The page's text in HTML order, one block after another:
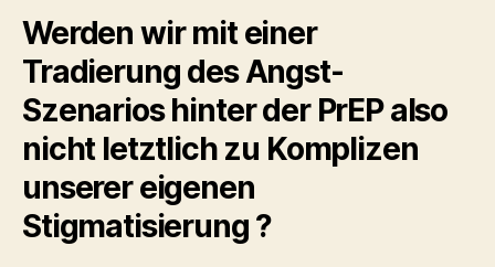
Werden wir mit einer
Tradierung des Angst-
Szenarios hinter der PrEP also
nicht letztlich zu Komplizen
unserer eigenen
Stigmatisierung ?